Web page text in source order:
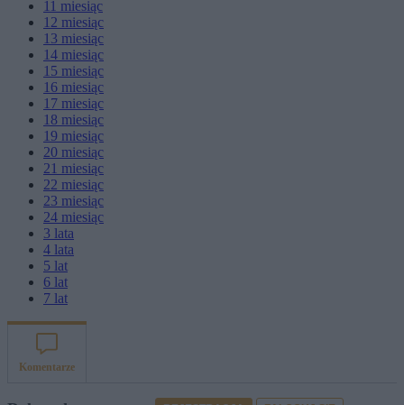
11 miesiąc
12 miesiąc
13 miesiąc
14 miesiąc
15 miesiąc
16 miesiąc
17 miesiąc
18 miesiąc
19 miesiąc
20 miesiąc
21 miesiąc
22 miesiąc
23 miesiąc
24 miesiąc
3 lata
4 lata
5 lat
6 lat
7 lat